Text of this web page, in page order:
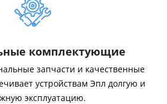
комплектующие
запчасти и качественные
устройствам Эпл долгую и
эксплуатацию.